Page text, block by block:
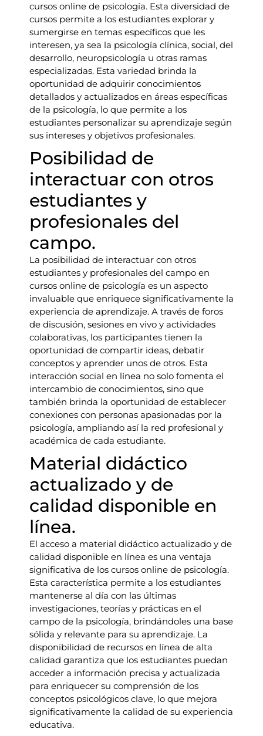
cursos online de psicología. Esta diversidad de
cursos permite a los estudiantes explorar y
sumergirse en temas específicos que les
interesen, ya sea la psicología clínica, social, del
desarrollo, neuropsicología u otras ramas
especializadas. Esta variedad brinda la
oportunidad de adquirir conocimientos
detallados y actualizados en áreas específicas
de la psicología, lo que permite a los
estudiantes personalizar su aprendizaje según
sus intereses y objetivos profesionales.
Posibilidad de
interactuar con otros
estudiantes y
profesionales del
campo.
La posibilidad de interactuar con otros
estudiantes y profesionales del campo en
cursos online de psicología es un aspecto
invaluable que enriquece significativamente la
experiencia de aprendizaje. A través de foros
de discusión, sesiones en vivo y actividades
colaborativas, los participantes tienen la
oportunidad de compartir ideas, debatir
conceptos y aprender unos de otros. Esta
interacción social en línea no solo fomenta el
intercambio de conocimientos, sino que
también brinda la oportunidad de establecer
conexiones con personas apasionadas por la
psicología, ampliando así la red profesional y
académica de cada estudiante.
Material didáctico
actualizado y de
calidad disponible en
línea.
El acceso a material didáctico actualizado y de
calidad disponible en línea es una ventaja
significativa de los cursos online de psicología.
Esta característica permite a los estudiantes
mantenerse al día con las últimas
investigaciones, teorías y prácticas en el
campo de la psicología, brindándoles una base
sólida y relevante para su aprendizaje. La
disponibilidad de recursos en línea de alta
calidad garantiza que los estudiantes puedan
acceder a información precisa y actualizada
para enriquecer su comprensión de los
conceptos psicológicos clave, lo que mejora
significativamente la calidad de su experiencia
educativa.